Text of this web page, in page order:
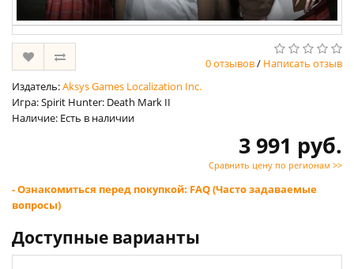
0 отзывов/ Написать отзыв
Издатель:Aksys Games Localization Inc.
Игра: Spirit Hunter: Death Mark II
Наличие: Есть в наличии
3 991 руб.
Сравнить цену по регионам >>
- Ознакомиться перед покупкой: FAQ (Часто задаваемые
вопросы)
Доступные варианты